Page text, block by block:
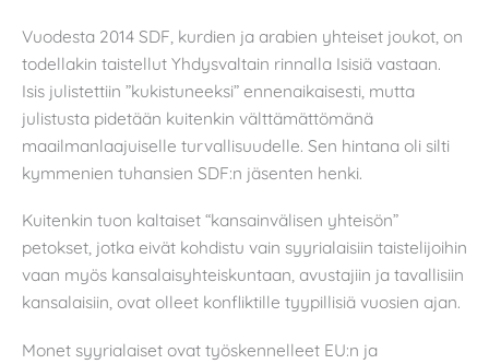
Vuodesta 2014 SDF, kurdien ja arabien yhteiset joukot, on
todellakin taistellut Yhdysvaltain rinnalla Isisiä vastaan.
Isis julistettiin ”kukistuneeksi” ennenaikaisesti, mutta
julistusta pidetään kuitenkin välttämättömänä
maailmanlaajuiselle turvallisuudelle. Sen hintana oli silti
kymmenien tuhansien SDF:n jäsenten henki.
Kuitenkin tuon kaltaiset “kansainvälisen yhteisön”
petokset, jotka eivät kohdistu vain syyrialaisiin taistelijoihin
vaan myös kansalaisyhteiskuntaan, avustajiin ja tavallisiin
kansalaisiin, ovat olleet konfliktille tyypillisiä vuosien ajan.
Monet syyrialaiset ovat työskennelleet EU:n ja